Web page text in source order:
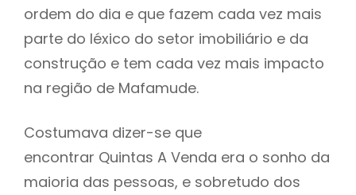
ordem do dia e que fazem cada vez mais
parte do léxico do setor imobiliário e da
construção e tem cada vez mais impacto
na região de Mafamude.
Costumava dizer-se que
encontrar Quintas A Venda era o sonho da
maioria das pessoas, e sobretudo dos